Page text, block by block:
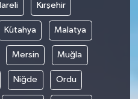
Kırşehir
Kütahya Malatya
Mersin Muğla
Niğde Ordu